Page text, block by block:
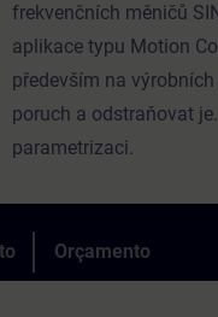
frekvenčních měničů
aplikace typu Motion
především na
poruch a odstraňovat
parametrizaci.
Orçamento